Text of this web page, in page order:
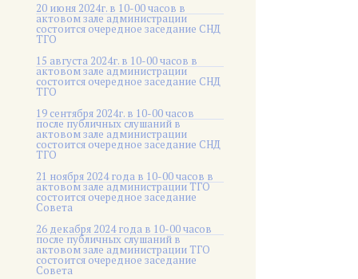
20 июня 2024г. в 10-00 часов в
актовом зале администрации
состоится очередное заседание СНД
ТГО
15 августа 2024г. в 10-00 часов в
актовом зале администрации
состоится очередное заседание СНД
ТГО
19 сентября 2024г. в 10-00 часов
после публичных слушаний в
актовом зале администрации
состоится очередное заседание СНД
ТГО
21 ноября 2024 года в 10-00 часов в
актовом зале администрации ТГО
состоится очередное заседание
Совета
26 декабря 2024 года в 10-00 часов
после публичных слушаний в
актовом зале администрации ТГО
состоится очередное заседание
Совета